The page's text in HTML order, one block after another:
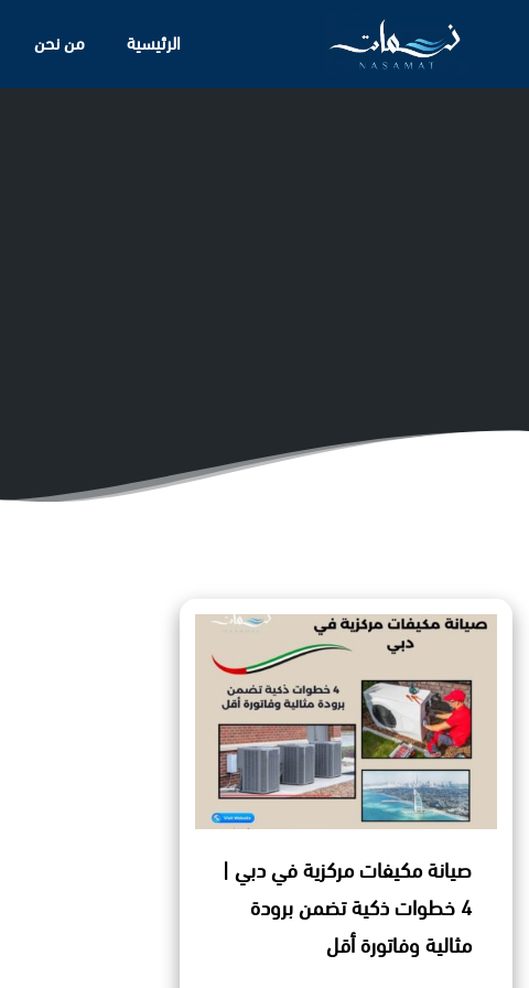
الرئيسية من نحن
صيانة مكيفات مركزية في دبي |
4 خطوات ذكية تضمن برودة
مثالية وفاتورة أقل